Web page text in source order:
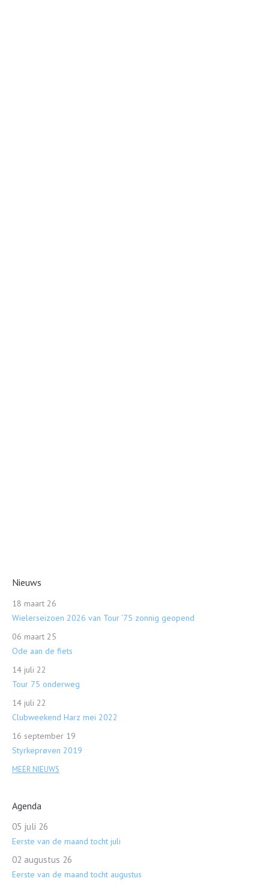
Nieuws
18 maart 26
Wielerseizoen 2026 van Tour ’75 zonnig geopend
06 maart 25
Ode aan de fiets
14 juli 22
Tour 75 onderweg
14 juli 22
Clubweekend Harz mei 2022
16 september 19
Styrkeprøven 2019
MEER NIEUWS
Agenda
05 juli 26
Eerste van de maand tocht juli
02 augustus 26
Eerste van de maand tocht augustus